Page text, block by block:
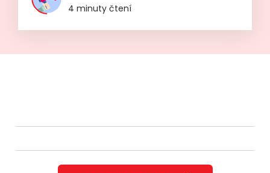
4 minuty čtení